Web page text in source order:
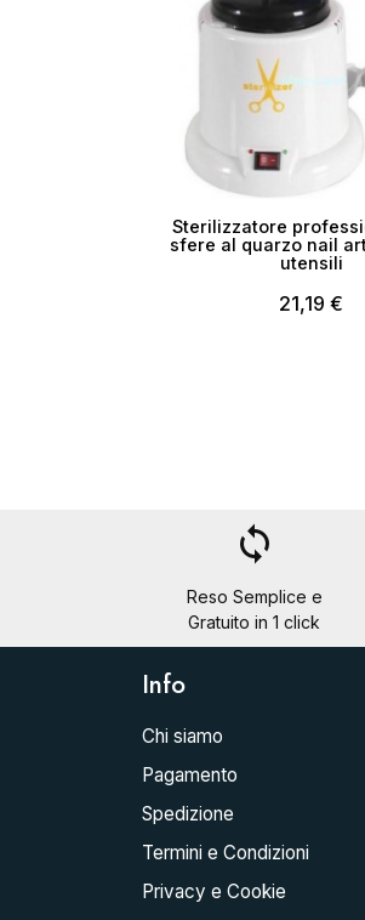
Sterilizzatore
sfere al quarzo nail
utensili
21,19 €
loop
Reso Semplice e
Gratuito in 1 click
Info
Chi siamo
Pagamento
Spedizione
Termini e Condizioni
Privacy e Cookie